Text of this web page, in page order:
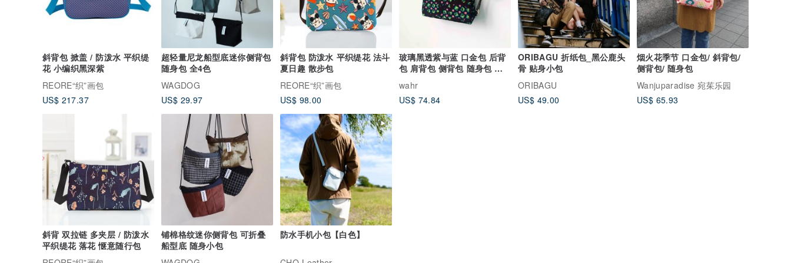
斜背包 掀盖 / 防泼水 平织缇
花 小编织黑深紫
REORE“织”画包
US$ 217.37
超轻量尼龙船型底迷你侧背包
随身包 全4色
WAGDOG
US$ 29.97
斜背包 防泼水 平织缇花 法斗
夏日趣 散步包
REORE“织”画包
US$ 98.00
玻璃黑透紫与蓝 口金包 后背
包 肩背包 侧背包 随身包 小
物包
wahr
US$ 74.84
ORIBAGU 折纸包_黑公鹿头
骨 贴身小包
ORIBAGU
US$ 49.00
烟火花季节 口金包/ 斜背包/
侧背包/ 随身包
Wanjuparadise 宛茱乐园
US$ 65.93
斜背 双拉链 多夹层 / 防泼水
平织缇花 落花 惬意随行包
铺棉格纹迷你侧背包 可折叠
船型底 随身小包
防水手机小包【白色】